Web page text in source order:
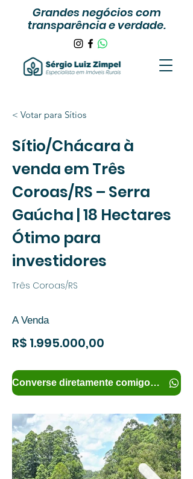
Grandes negócios com
transparência e verdade.
< Votar para Sítios
Sítio/Chácara à
venda em Três
Coroas/RS – Serra
Gaúcha | 18 Hectares
Ótimo para
investidores
Três Coroas/RS
A Venda
R$ 1.995.000,00
Converse diretamente comigo e tenha mais informações